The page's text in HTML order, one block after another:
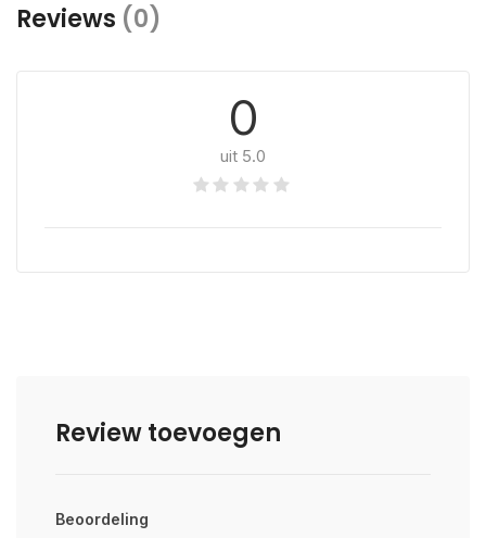
Reviews (0)
0
uit 5.0
Review toevoegen
Beoordeling